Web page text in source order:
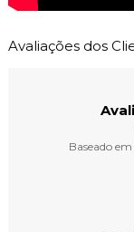
Avaliações dos
Baseado em